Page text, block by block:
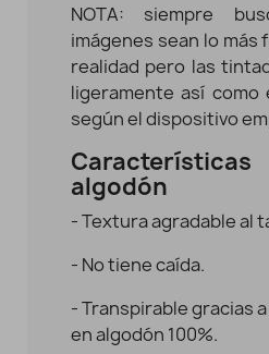
NOTA: siempre
imágenes sean lo más
realidad pero las
ligeramente así
según el dispositivo
algodón
- Textura agradable al
- No tiene caída.
- Transpirable gracias
en algodón 100%.